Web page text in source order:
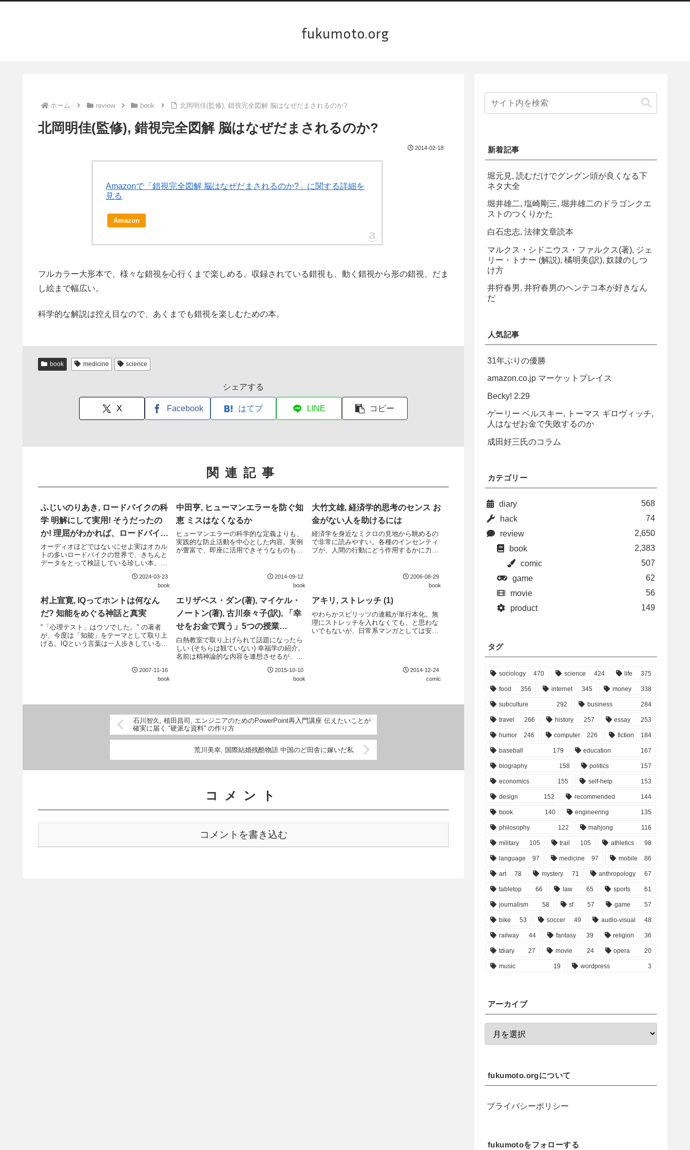
fukumoto.org
ホーム review book 北岡明佳(監修), 錯視完全図解 脳はなぜだまされるのか?
北岡明佳(監修), 錯視完全図解 脳はなぜだまされるのか?
2014-02-18
Amazonで「錯視完全図解 脳はなぜだまされるのか?」に関する詳細を
見る
Amazon
フルカラー大形本で、様々な錯視を心行くまで楽しめる。収録されている錯視も、動く錯視から形の錯視、だま
し絵まで幅広い。
科学的な解説は控え目なので、あくまでも錯視を楽しむための本。
book medicine science
シェアする
X Facebook はてブ LINE コピー
関連記事
ふじいのりあき, ロードバイクの科
学 明解にして実用! そうだったの
か! 理屈がわかれば、ロードバイク
はさらに面白い
オーディオほどではないにせよ実はオカル
トの多いロードバイクの世界で、きちんと
データをとって検証している珍しい本。そ
測しているものが多い。"科学" のタイトル
2024-03-23
book
中田亨, ヒューマンエラーを防ぐ知
恵 ミスはなくなるか
ヒューマンエラーの科学的な定義よりも、
実践的な防止活動を中心とした内容。実例
が豊富で、即座に活用できそうなものも多
2014-09-12
book
大竹文雄, 経済学的思考のセンス お
金がない人を助けるには
経済学を身近なミクロの見地から眺めるの
で非常に読みやすい。各種のインセンティ
ブが、人間の行動にどう作用するかに力点
納得しかねる部分がある。"プロ野球におけ
2006-08-29
book
村上宣寛, IQってホントは何なん
だ? 知能をめぐる神話と真実
"「心理テスト」はウソでした。" の著者
が、今度は「知能」をテーマとして取り上
げる。IQという言葉は一人歩きしている
っているのか、そもそも知能とは何なの
2007-11-16
book
エリザベス・ダン(著), マイケル・
ノートン(著), 古川奈々子(訳), 「幸
せをお金で買う」5つの授業
HAPPY MONEY
白熱教室で取り上げられて話題になったら
しい (そちらは観ていない) 幸福学の紹介。
名前は精神論的な内容を連想させるが、実
けもしっかりしている。自身の経験と照ら
2015-10-10
book
アキリ, ストレッチ (1)
やわらかスピリッツの連載が単行本化。無
理にストレッチを入れなくても、と思わな
いでもないが、日常系マンガとしては安定
2014-12-24
comic
石川智久, 植田昌司, エンジニアのためのPowerPoint再入門講座 伝えたいことが
確実に届く “硬派な資料” の作り方
荒川美幸, 国際結婚残酷物語 中国のど田舎に嫁いだ私
コメント
コメントを書き込む
新着記事
堀元見, 読むだけでグングン頭が良くなる下
ネタ大全
堀井雄二, 塩崎剛三, 堀井雄二のドラゴンクエ
ストのつくりかた
白石忠志, 法律文章読本
マルクス・シドニウス・ファルクス(著), ジェ
リー・トナー (解説), 橘明美(訳), 奴隷のしつ
け方
井狩春男, 井狩春男のヘンテコ本が好きなん
だ
人気記事
31年ぶりの優勝
amazon.co.jp マーケットプレイス
Becky! 2.29
ゲーリー ベルスキー, トーマス ギロヴィッチ,
人はなぜお金で失敗するのか
成田好三氏のコラム
カテゴリー
diary
568
hack
74
review
2,650
book
2,383
comic
507
game
62
movie
56
product
149
タグ
sociology 470 science 424 life 375
food 356 internet 345 money 338
subculture 292 business 284
travel 266 history 257 essay 253
humor 246 computer 226 fiction 184
baseball 179 education 167
biography 158 politics 157
economics 155 self-help 153
design 152 recommended 144
book 140 engineering 135
philosophy 122 mahjong 116
military 105 trail 105 athletics 98
language 97 medicine 97 mobile 86
art 78 mystery 71 anthropology 67
tabletop 66 law 65 sports 61
journalism 58 sf 57 game 57
bike 53 soccer 49 audio-visual 48
railway 44 fantasy 39 religion 36
tdiary 27 movie 24 opera 20
music 19 wordpress 3
アーカイブ
fukumoto.orgについて
プライバシーポリシー
fukumotoをフォローする